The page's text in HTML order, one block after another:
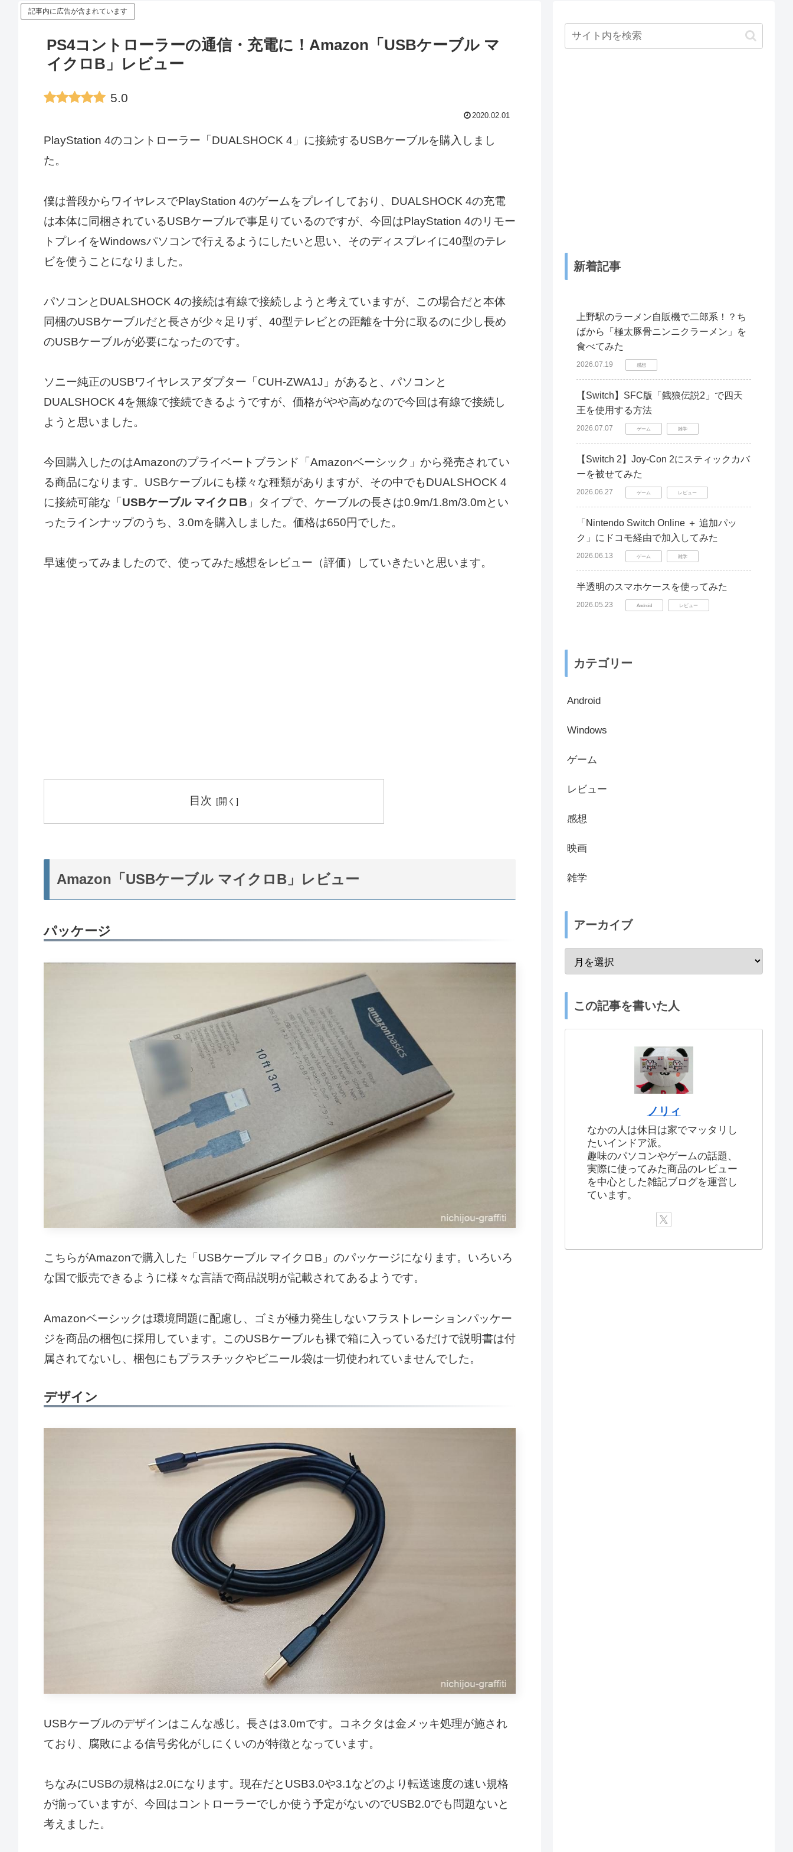
記事内に広告が含まれています
PS4コントローラーの通信・充電に！Amazon「USBケーブル マ
イクロB」レビュー
5.0
2020.02.01
PlayStation 4のコントローラー「DUALSHOCK 4」に接続するUSBケーブルを購入しまし
た。
僕は普段からワイヤレスでPlayStation 4のゲームをプレイしており、DUALSHOCK 4の充電
は本体に同梱されているUSBケーブルで事足りているのですが、今回はPlayStation 4のリモー
トプレイをWindowsパソコンで行えるようにしたいと思い、そのディスプレイに40型のテレ
ビを使うことになりました。
パソコンとDUALSHOCK 4の接続は有線で接続しようと考えていますが、この場合だと本体
同梱のUSBケーブルだと長さが少々足りず、40型テレビとの距離を十分に取るのに少し長め
のUSBケーブルが必要になったのです。
ソニー純正のUSBワイヤレスアダプター「CUH-ZWA1J」があると、パソコンと
DUALSHOCK 4を無線で接続できるようですが、価格がやや高めなので今回は有線で接続し
ようと思いました。
今回購入したのはAmazonのプライベートブランド「Amazonベーシック」から発売されてい
る商品になります。USBケーブルにも様々な種類がありますが、その中でもDUALSHOCK 4
に接続可能な「 USBケーブル マイクロB 」タイプで、ケーブルの長さは0.9m/1.8m/3.0mとい
ったラインナップのうち、3.0mを購入しました。価格は650円でした。
早速使ってみましたので、使ってみた感想をレビュー（評価）していきたいと思います。
目次
Amazon「USBケーブル マイクロB」レビュー
パッケージ
こちらがAmazonで購入した「USBケーブル マイクロB」のパッケージになります。いろいろ
な国で販売できるように様々な言語で商品説明が記載されてあるようです。
Amazonベーシックは環境問題に配慮し、ゴミが極力発生しないフラストレーションパッケー
ジを商品の梱包に採用しています。このUSBケーブルも裸で箱に入っているだけで説明書は付
属されてないし、梱包にもプラスチックやビニール袋は一切使われていませんでした。
デザイン
USBケーブルのデザインはこんな感じ。長さは3.0mです。コネクタは金メッキ処理が施され
ており、腐敗による信号劣化がしにくいのが特徴となっています。
ちなみにUSBの規格は2.0になります。現在だとUSB3.0や3.1などのより転送速度の速い規格
が揃っていますが、今回はコントローラーでしか使う予定がないのでUSB2.0でも問題ないと
考えました。
新着記事
上野駅のラーメン自販機で二郎系！？ち
ばから「極太豚骨ニンニクラーメン」を
食べてみた
2026.07.19 感想
【Switch】SFC版「餓狼伝説2」で四天
王を使用する方法
2026.07.07 ゲーム 雑学
【Switch 2】Joy-Con 2にスティックカバ
ーを被せてみた
2026.06.27 ゲーム レビュー
「Nintendo Switch Online ＋ 追加パッ
ク」にドコモ経由で加入してみた
2026.06.13 ゲーム 雑学
半透明のスマホケースを使ってみた
2026.05.23 Android レビュー
カテゴリー
Android
Windows
ゲーム
レビュー
感想
映画
雑学
アーカイブ
この記事を書いた人
ノリィ
なかの人は休日は家でマッタリし
たいインドア派。
趣味のパソコンやゲームの話題、
実際に使ってみた商品のレビュー
を中心とした雑記ブログを運営し
ています。